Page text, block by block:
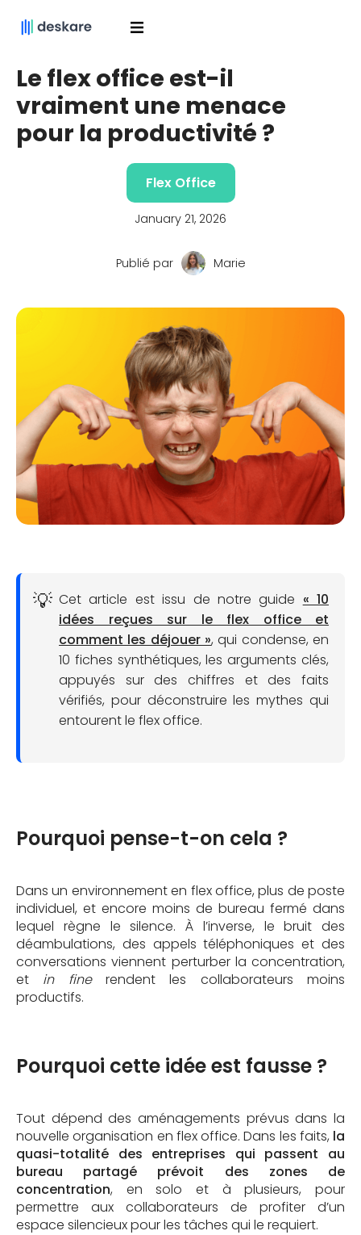
Le flex office est-il
vraiment une menace
pour la productivité ?
Flex Office
January 21, 2026
Publié par Marie
Cet article est issu de notre guide « 10
idées reçues sur le flex office et
comment les déjouer », qui condense, en
10 fiches synthétiques, les arguments clés,
appuyés sur des chiffres et des faits
vérifiés, pour déconstruire les mythes qui
entourent le flex office.
Pourquoi pense-t-on cela ?
Dans un environnement en flex office, plus de poste
individuel, et encore moins de bureau fermé dans
lequel règne le silence. À l’inverse, le bruit des
déambulations, des appels téléphoniques et des
conversations viennent perturber la concentration,
et in finerendent les collaborateurs moins
productifs.
Pourquoi cette idée est fausse ?
Tout dépend des aménagements prévus dans la
nouvelle organisation en flex office. Dans les faits, la
quasi-totalité des entreprises qui passent au
bureau partagé prévoit des zones de
concentration, en solo et à plusieurs, pour
permettre aux collaborateurs de profiter d’un
espace silencieux pour les tâches qui le requiert.